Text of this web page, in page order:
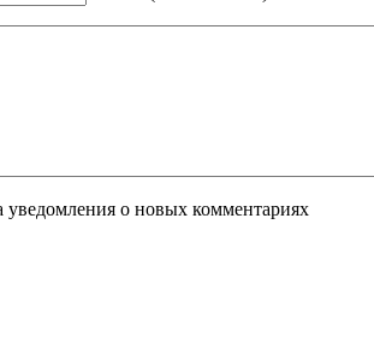
уведомления о новых комментариях